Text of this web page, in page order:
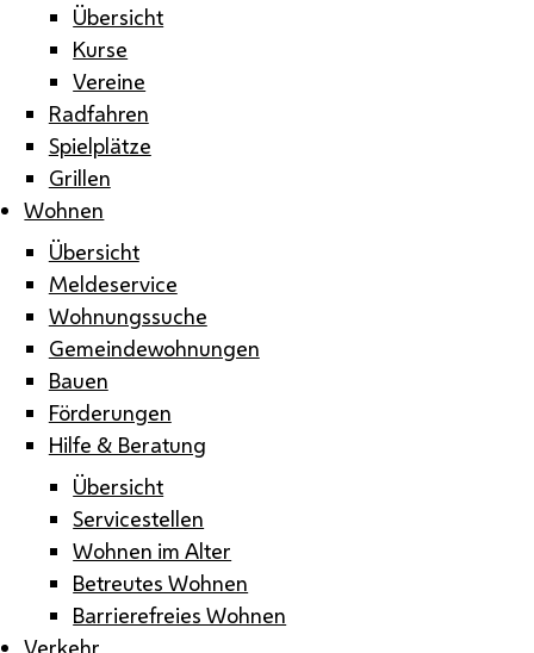
Übersicht
Kurse
Vereine
Radfahren
Spielplätze
Grillen
Wohnen
Übersicht
Meldeservice
Wohnungssuche
Gemeindewohnungen
Bauen
Förderungen
Hilfe & Beratung
Übersicht
Servicestellen
Wohnen im Alter
Betreutes Wohnen
Barrierefreies Wohnen
Verkehr